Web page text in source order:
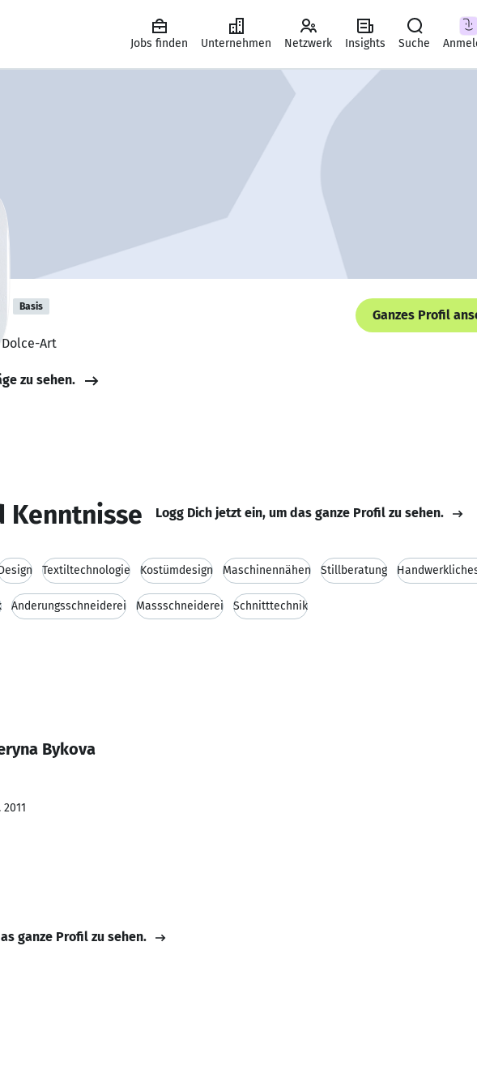
Jobs finden Unternehmen Netzwerk Insights Suche
Basis
Ganzes Profil
Art
zu sehen.
Kenntnisse Logg Dich jetzt ein, um das ganze Profil zu sehen.
Textiltechnologie Kostümdesign Maschinennähen Stillberatung
Änderungsschneiderei Massschneiderei Schnitttechnik
Bykova
ganze Profil zu sehen.